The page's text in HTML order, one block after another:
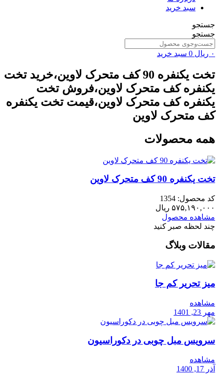
سبد خرید
جستجو
جستجو
۰ ریال 0 سبد خرید
تخت یکنفره 90 کف متحرک لاوین،خرید تخت
یکنفره کف متحرک لاوین،فروش تخت
یکنفره کف متحرک لاوین،قیمت تخت یکنفره
کف متحرک لاوین
همه محصولات
تخت یکنفره 90 کف متحرک لاوین
کد محصول: 1354
۵۷۵,۱۹۰,۰۰۰ ریال
مشاهده محصول
چند لحظه صبر کنید
مقالات وبلاگ
میز تحریر کم جا
مشاهده
مهر 23, 1401
سرویس مبل چوبی در دکوراسیون
مشاهده
آذر 17, 1400